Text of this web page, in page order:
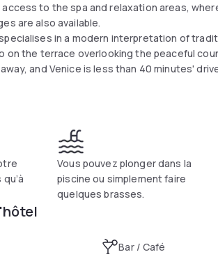
to the spa and relaxation areas,
are also available.
in a modern interpretation of
on the terrace overlooking the peaceful
and Venice is less than 40 minutes'
Vous pouvez plonger dans la
piscine ou simplement faire
quelques brasses.
Bar / Café